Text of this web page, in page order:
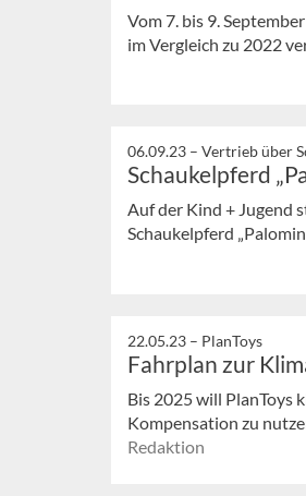
Vom 7. bis 9.
im Vergleich zu 2022
06.09.23 – Vertrieb über
Schaukelpferd
Auf der Kind + Jugend
Schaukelpferd
22.05.23 – PlanToys
Fahrplan zur
Bis 2025 will PlanToys
Kompensation zu
Redaktion